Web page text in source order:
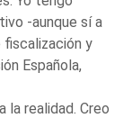
-aunque sí a
y
Española,
la realidad. Creo